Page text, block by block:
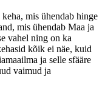
mis ühendab hinge
mis ühendab Maa ja
vahel ning on ka
kõik ei näe, kuid
ja selle sfääre
vaimud ja